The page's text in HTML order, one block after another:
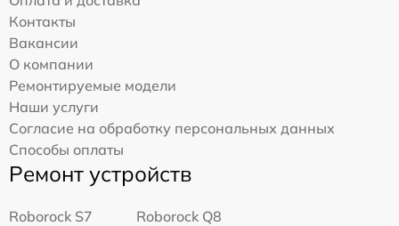
Контакты
Вакансии
О компании
Ремонтируемые модели
Наши услуги
Согласие на обработку персональных данных
Способы оплаты
Ремонт устройств
Roborock S7
Roborock Q8